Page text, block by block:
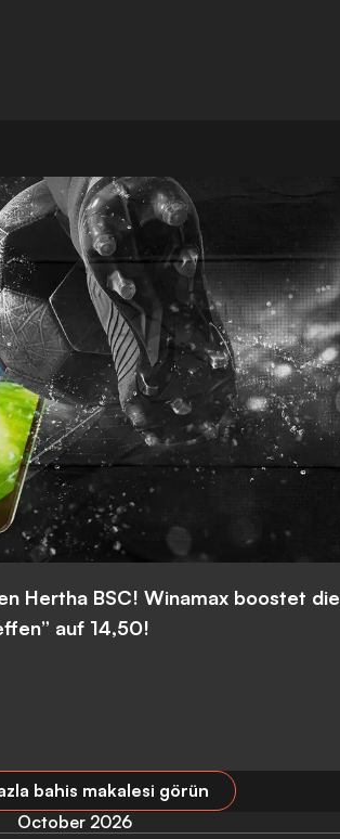
Hertha BSC! Winamax boostet die
auf 14,50!
bahis makalesi görün
October 2026